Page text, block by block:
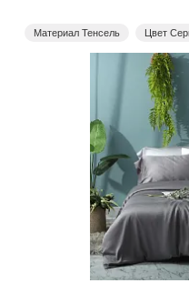
Материал Тенсель Цвет